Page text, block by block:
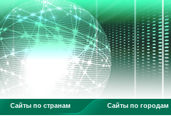
Сайты по странам Сайты по городам